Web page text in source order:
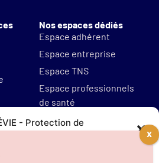
- Protection de
utilisons des technologies telles que les cookies pour
Nos espaces dédiés
Espace adhérent
Espace entreprise
Espace TNS
Espace professionnels
de santé
Mentions légales
Protections des données